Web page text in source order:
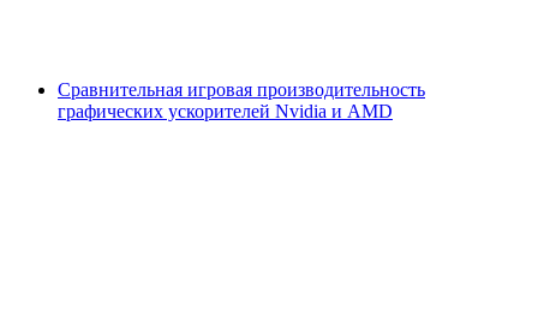
Сравнительная игровая производительность
графических ускорителей Nvidia и AMD